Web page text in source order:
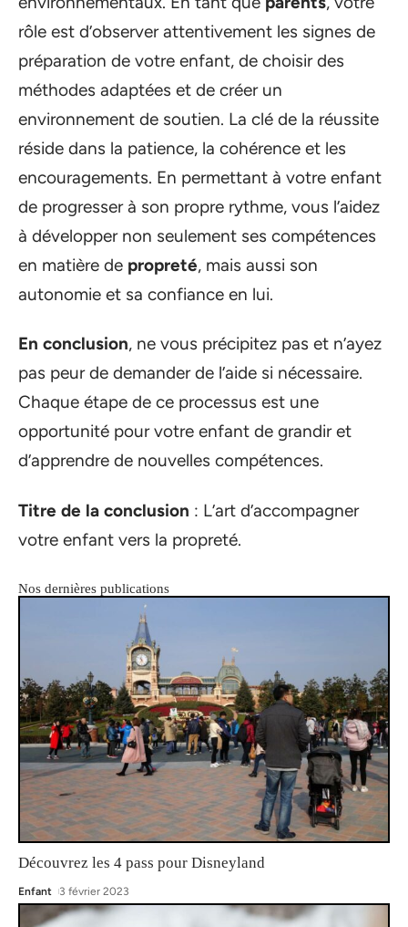
rôle est d’observer attentivement les signes de
préparation de votre enfant, de choisir des
méthodes adaptées et de créer un
environnement de soutien. La clé de la réussite
réside dans la patience, la cohérence et les
encouragements. En permettant à votre enfant
de progresser à son propre rythme, vous l’aidez
à développer non seulement ses compétences
en matière de propreté, mais aussi son
autonomie et sa confiance en lui.
En conclusion, ne vous précipitez pas et n’ayez
pas peur de demander de l’aide si nécessaire.
Chaque étape de ce processus est une
opportunité pour votre enfant de grandir et
d’apprendre de nouvelles compétences.
Titre de la conclusion : L’art d’accompagner
votre enfant vers la propreté.
Nos dernières publications
Découvrez les 4 pass pour Disneyland
Enfant 3 février 2023